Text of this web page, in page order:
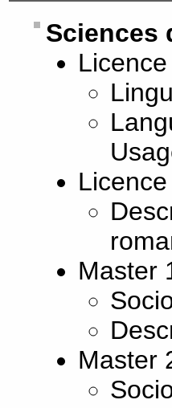
Sciences
Master
Master